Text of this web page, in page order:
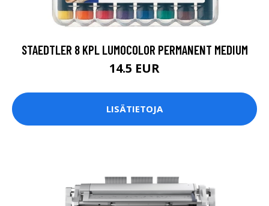
STAEDTLER 8 KPL LUMOCOLOR PERMANENT MEDIUM
14.5 EUR
LISÄTIETOJA